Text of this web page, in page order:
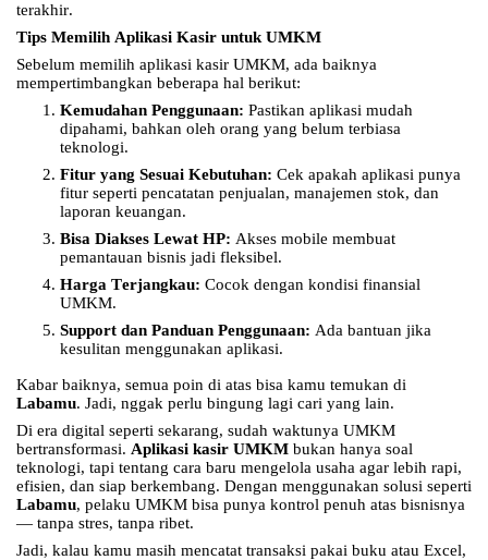
terakhir.
Tips Memilih Aplikasi Kasir untuk UMKM
Sebelum memilih aplikasi kasir UMKM, ada baiknya
mempertimbangkan beberapa hal berikut:
Kemudahan Penggunaan: Pastikan aplikasi mudah
dipahami, bahkan oleh orang yang belum terbiasa
teknologi.
Fitur yang Sesuai Kebutuhan: Cek apakah aplikasi punya
fitur seperti pencatatan penjualan, manajemen stok, dan
laporan keuangan.
Bisa Diakses Lewat HP: Akses mobile membuat
pemantauan bisnis jadi fleksibel.
Harga Terjangkau: Cocok dengan kondisi finansial
UMKM.
Support dan Panduan Penggunaan: Ada bantuan jika
kesulitan menggunakan aplikasi.
Kabar baiknya, semua poin di atas bisa kamu temukan di
Labamu. Jadi, nggak perlu bingung lagi cari yang lain.
Di era digital seperti sekarang, sudah waktunya UMKM
bertransformasi. Aplikasi kasir UMKM bukan hanya soal
teknologi, tapi tentang cara baru mengelola usaha agar lebih rapi,
efisien, dan siap berkembang. Dengan menggunakan solusi seperti
Labamu, pelaku UMKM bisa punya kontrol penuh atas bisnisnya
— tanpa stres, tanpa ribet.
Jadi, kalau kamu masih mencatat transaksi pakai buku atau Excel,